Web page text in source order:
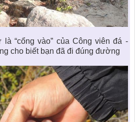
“cổng vào” của Công viên đá -
cho biết bạn đã đi đúng đường